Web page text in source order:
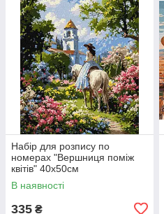
Набір для розпису по
номерах "Вершниця поміж
квітів" 40х50см
В наявності
335 ₴